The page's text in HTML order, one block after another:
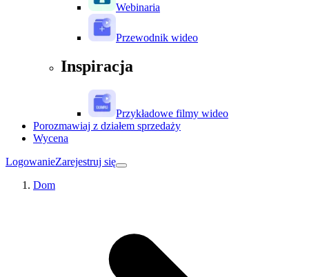
Webinaria
Przewodnik wideo
Inspiracja
Przykładowe filmy wideo
Porozmawiaj z działem sprzedaży
Wycena
LogowanieZarejestruj się
Dom